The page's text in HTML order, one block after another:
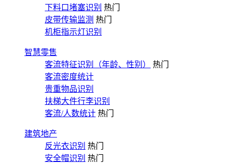
下料口堵塞识别 热门
皮带传输监测 热门
机柜指示灯识别
智慧零售
客流特征识别（年龄、性别）
热门
客流密度统计
贵重物品识别
扶梯大件行李识别
客流/人数统计 热门
建筑地产
反光衣识别 热门
安全帽识别 热门